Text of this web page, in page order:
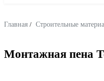
Главная / Строительные
Монтажная пена